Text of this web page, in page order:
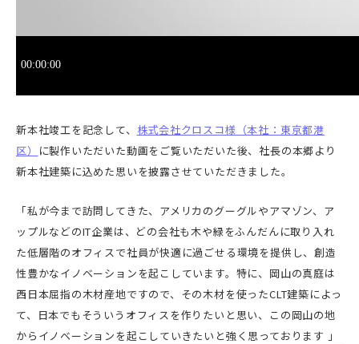
新本社竣工を記念して、 株式会社クロスコ様（本社：東京都港
区）
に製作いただいた動画をご覧いただいた後、社長の本郷より
新本社建築に込めた思いを披露させていただきました。
「私が今まで訪問してきた、アメリカのグーグルやアマゾン、ア
ップルなどのIT企業は、どの会社も木や緑をふんだんに取り入れ
た低層階のオフィスで社員が快適に過ごせる環境を提供し、創造
性豊かなイノベーションを起こしています。特に、岡山の真庭は
西日本屈指の木材産地ですので、その木材を使ったCLT建築によっ
て、日本でもそういうオフィスを作りたいと思い、この岡山の地
からイノベーションを起こしていきたいと強く思っております 」